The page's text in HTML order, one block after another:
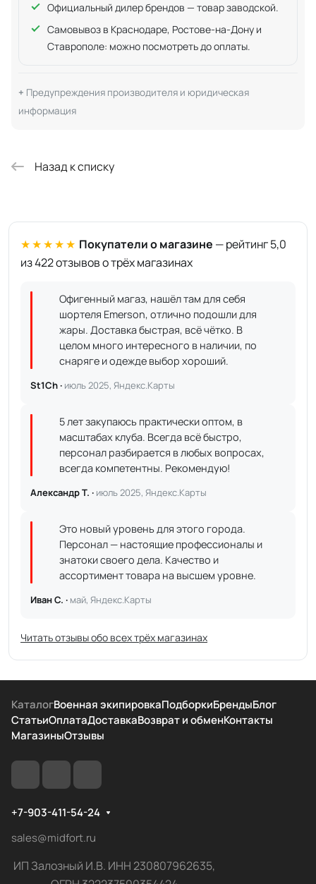
Официальный дилер брендов — товар заводской.
Самовывоз в Краснодаре, Ростове-на-Дону и
Ставрополе: можно посмотреть до оплаты.
Предупреждения производителя и юридическая
информация
Назад к списку
★★★★★ Покупатели о магазине — рейтинг 5,0
из 422 отзывов о трёх магазинах
Офигенный магаз, нашёл там для себя
шортеля Emerson, отлично подошли для
жары. Доставка быстрая, всё чётко. В
целом много интересного в наличии, по
снаряге и одежде выбор хороший.
St1Ch · июль 2025, Яндекс.Карты
5 лет закупаюсь практически оптом, в
масштабах клуба. Всегда всё быстро,
персонал разбирается в любых вопросах,
всегда компетентны. Рекомендую!
Александр Т. · июль 2025, Яндекс.Карты
Это новый уровень для этого города.
Персонал — настоящие профессионалы и
знатоки своего дела. Качество и
ассортимент товара на высшем уровне.
Иван С. · май, Яндекс.Карты
Читать отзывы обо всех трёх магазинах
КаталогВоенная экипировкаПодборкиБрендыБлог
СтатьиОплатаДоставкаВозврат и обменКонтакты
МагазиныОтзывы
+7-903-411-54-24
sales@midfort.ru
ИП Залозный И.В. ИНН 230807962635,